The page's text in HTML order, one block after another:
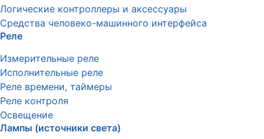
Логические контроллеры и аксессуары
Средства человеко-машинного интерфейса
Реле
Измерительные реле
Исполнительные реле
Реле времени, таймеры
Реле контроля
Освещение
Лампы (источники света)